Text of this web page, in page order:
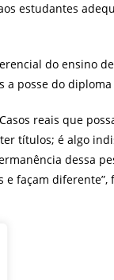
estudantes
do ensino
a posse do
reais que
títulos; é algo
dessa
e façam diferente”,